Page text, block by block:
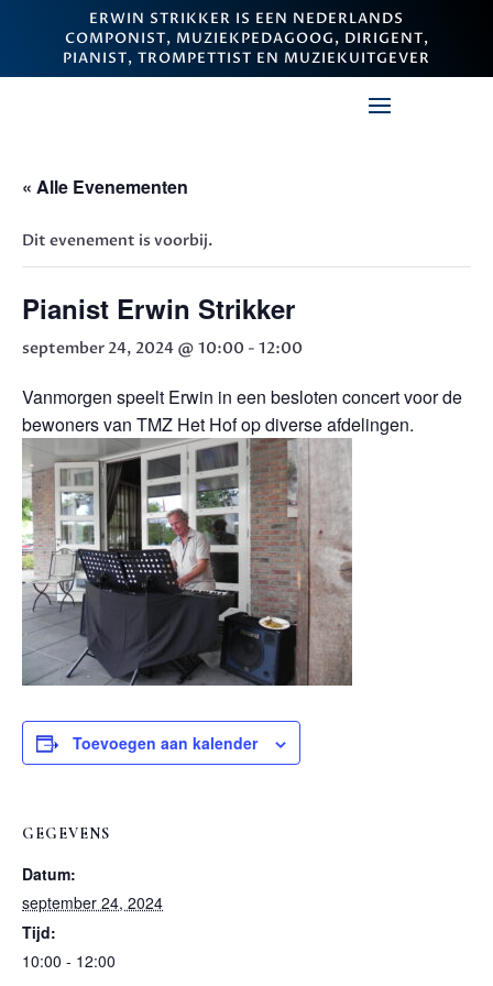
ERWIN STRIKKER IS EEN NEDERLANDS
COMPONIST, MUZIEKPEDAGOOG, DIRIGENT,
PIANIST, TROMPETTIST EN MUZIEKUITGEVER
« Alle Evenementen
Dit evenement is voorbij.
Pianist Erwin Strikker
september 24, 2024 @ 10:00 - 12:00
Vanmorgen speelt Erwin in een besloten concert voor de
bewoners van TMZ Het Hof op diverse afdelingen.
Toevoegen aan kalender
GEGEVENS
Datum:
september 24, 2024
Tijd:
10:00 - 12:00